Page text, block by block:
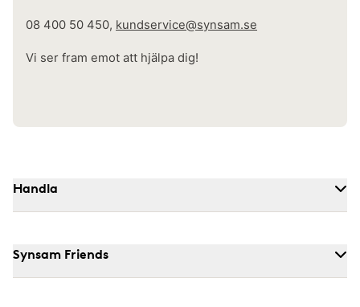
08 400 50 450, kundservice@synsam.se
Vi ser fram emot att hjälpa dig!
Handla
Synsam Friends